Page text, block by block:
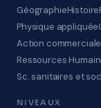
GéographieHistoire
Physique appliquée
Action commerciale
Ressources
Sc. sanitaires et
NIVEAUX